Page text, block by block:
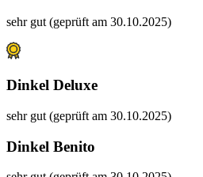
sehr gut (geprüft am 30.10.2025)
Dinkel Deluxe
sehr gut (geprüft am 30.10.2025)
Dinkel Benito